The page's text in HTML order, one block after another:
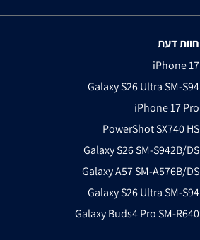
חוות דעת
iPhone 17
Galaxy S26 Ultra SM-S94
iPhone 17 Pro
PowerShot SX740 HS
Galaxy S26 SM-S942B/DS
Galaxy A57 SM-A576B/DS
Galaxy S26 Ultra SM-S94
Galaxy Buds4 Pro SM-R640